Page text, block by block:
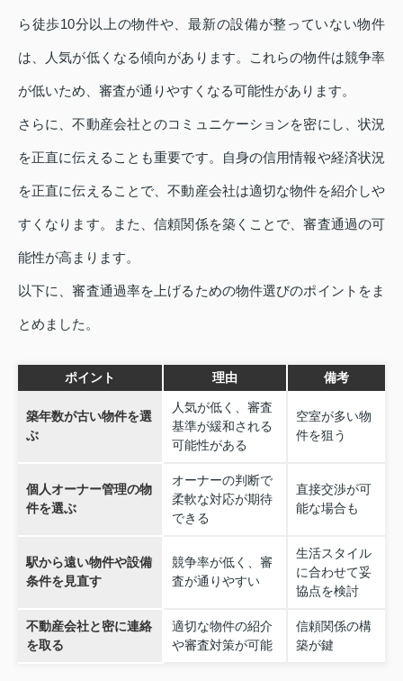
ら徒歩10分以上の物件や、最新の設備が整っていない物件
は、人気が低くなる傾向があります。これらの物件は競争率
が低いため、審査が通りやすくなる可能性があります。
さらに、不動産会社とのコミュニケーションを密にし、状況
を正直に伝えることも重要です。自身の信用情報や経済状況
を正直に伝えることで、不動産会社は適切な物件を紹介しや
すくなります。また、信頼関係を築くことで、審査通過の可
能性が高まります。
以下に、審査通過率を上げるための物件選びのポイントをま
とめました。
ポイント 理由 備考
築年数が古い物件を選
ぶ
人気が低く、審査
基準が緩和される
可能性がある
空室が多い物
件を狙う
個人オーナー管理の物
件を選ぶ
オーナーの判断で
柔軟な対応が期待
できる
直接交渉が可
能な場合も
駅から遠い物件や設備
条件を見直す
競争率が低く、審
査が通りやすい
生活スタイル
に合わせて妥
協点を検討
不動産会社と密に連絡
を取る
適切な物件の紹介
や審査対策が可能
信頼関係の構
築が鍵